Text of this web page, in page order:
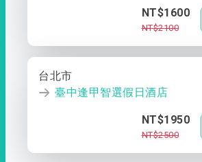
NT$1600
NT$2100
台北市
臺中逢甲智選假日酒店
NT$1950
NT$2500